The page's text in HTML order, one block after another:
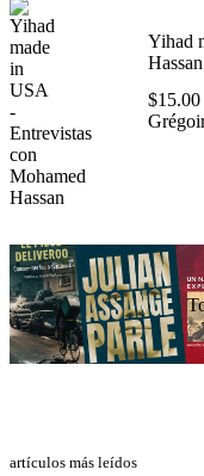
Yihad
Hassan
$15.00
artículos más leídos